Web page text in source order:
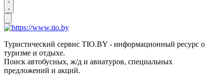
Туристический сервис TIO.BY - информационный ресурс о
туризме и отдыхе.
Поиск автобусных, ж/д и авиатуров, специальных
предложений и акций.